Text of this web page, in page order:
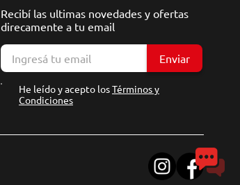
Recibí las ultimas novedades y ofertas
direcamente a tu email
Enviar
He leído y acepto losTérminos y
Condiciones